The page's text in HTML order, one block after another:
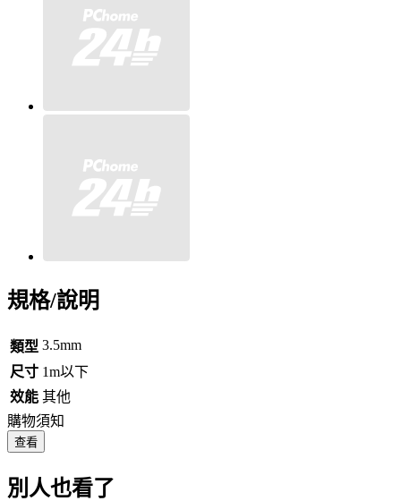
規格/說明
類型 3.5mm
尺寸 1m以下
效能 其他
購物須知
查看
別人也看了